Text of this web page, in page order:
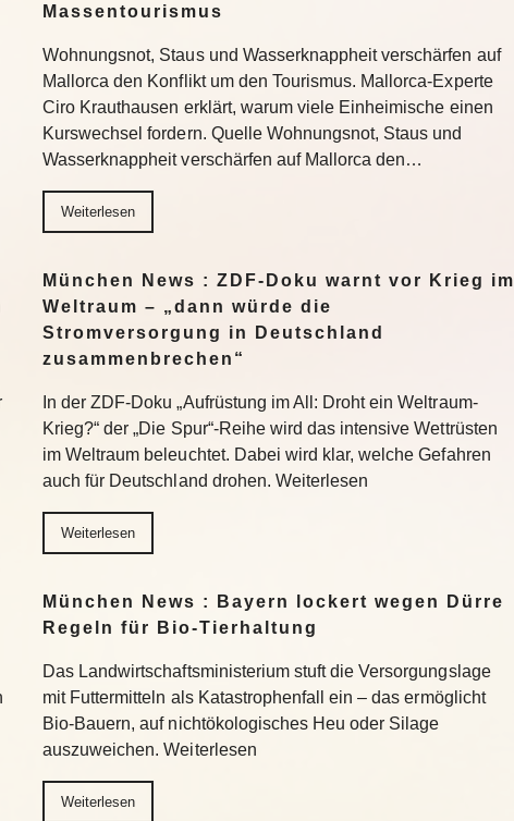
Massentourismus
Wohnungsnot, Staus und Wasserknappheit verschärfen auf
Mallorca den Konflikt um den Tourismus. Mallorca-Experte
Ciro Krauthausen erklärt, warum viele Einheimische einen
Kurswechsel fordern. Quelle Wohnungsnot, Staus und
Wasserknappheit verschärfen auf Mallorca den…
Weiterlesen
München News : ZDF-Doku warnt vor Krieg im
Weltraum – „dann würde die
Stromversorgung in Deutschland
zusammenbrechen“
In der ZDF-Doku „Aufrüstung im All: Droht ein Weltraum-
Krieg?“ der „Die Spur“-Reihe wird das intensive Wettrüsten
im Weltraum beleuchtet. Dabei wird klar, welche Gefahren
auch für Deutschland drohen. Weiterlesen
Weiterlesen
München News : Bayern lockert wegen Dürre
Regeln für Bio-Tierhaltung
Das Landwirtschaftsministerium stuft die Versorgungslage
mit Futtermitteln als Katastrophenfall ein – das ermöglicht
Bio-Bauern, auf nichtökologisches Heu oder Silage
auszuweichen. Weiterlesen
Weiterlesen